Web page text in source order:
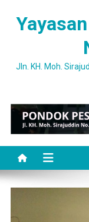
Jln. KH. Moh.